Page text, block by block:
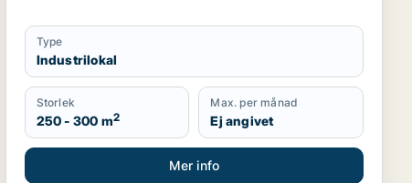
Type
Industrilokal
Storlek
250 - 300 m2
Max. per månad
Ej angivet
Mer info